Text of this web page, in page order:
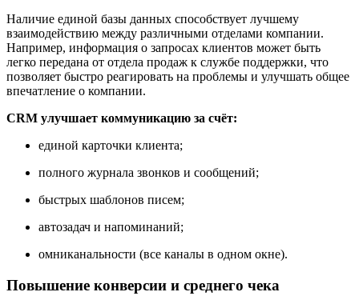
Наличие единой базы данных способствует лучшему
взаимодействию между различными отделами компании.
Например, информация о запросах клиентов может быть
легко передана от отдела продаж к службе поддержки, что
позволяет быстро реагировать на проблемы и улучшать общее
впечатление о компании.
CRM улучшает коммуникацию за счёт:
единой карточки клиента;
полного журнала звонков и сообщений;
быстрых шаблонов писем;
автозадач и напоминаний;
омниканальности (все каналы в одном окне).
Повышение конверсии и среднего чека